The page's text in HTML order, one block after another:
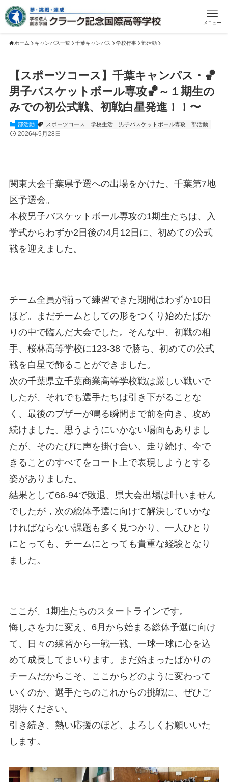
メニュー
ホーム キャンパス一覧 千葉キャンパス 学校行事 部活動
【スポーツコース】千葉キャンパス・🏀
男子バスケットボール専攻🏀～１期生の
みでの初公式戦、初戦白星発進！！〜
部活動 スポーツコース 学校生活 男子バスケットボール専攻 部活動
2026年5月28日
関東大会千葉県予選への出場をかけた、千葉第7地
区予選会。
本校男子バスケットボール専攻の1期生たちは、入
学式からわずか2日後の4月12日に、初めての公式
戦を迎えました。
チーム全員が揃って練習できた期間はわずか10日
ほど。まだチームとしての形をつくり始めたばか
りの中で臨んだ大会でした。そんな中、初戦の相
手、桜林高等学校に123-38 で勝ち、初めての公式
戦を白星で飾ることができました。
次の千葉県立千葉商業高等学校戦は厳しい戦いで
したが、それでも選手たちは引き下がることな
く、最後のブザーが鳴る瞬間まで前を向き、攻め
続けました。思うようにいかない場面もありまし
たが、そのたびに声を掛け合い、走り続け、今で
きることのすべてをコート上で表現しようとする
姿がありました。
結果として66-94で敗退、県大会出場は叶いません
でしたが，次の総体予選に向けて解決していかな
ければならない課題も多く見つかり、一人ひとり
にとっても、チームにとっても貴重な経験となり
ました。
ここが、1期生たちのスタートラインです。
悔しさを力に変え、6月から始まる総体予選に向け
て、日々の練習から一戦一戦、一球一球に心を込
めて成長してまいります。まだ始まったばかりの
チームだからこそ、ここからどのように変わって
いくのか、選手たちのこれからの挑戦に、ぜひご
期待ください。
引き続き、熱い応援のほど、よろしくお願いいた
します。